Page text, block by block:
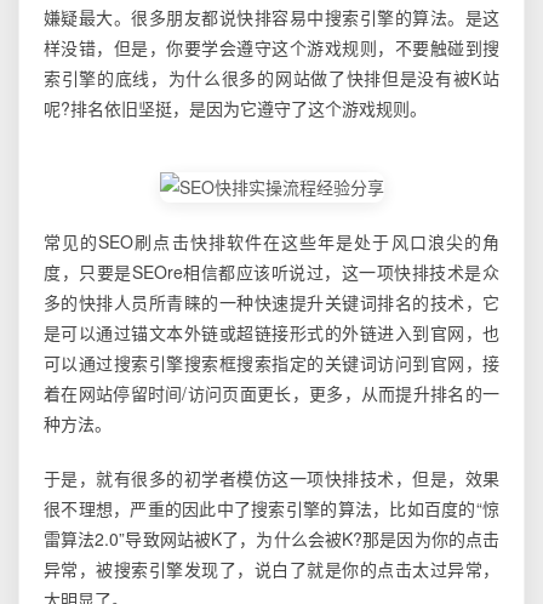
嫌疑最大。很多朋友都说快排容易中搜索引擎的算法。是这
样没错，但是，你要学会遵守这个游戏规则，不要触碰到搜
索引擎的底线，为什么很多的网站做了快排但是没有被K站
呢?排名依旧坚挺，是因为它遵守了这个游戏规则。
常见的SEO刷点击快排软件在这些年是处于风口浪尖的角
度，只要是SEOre相信都应该听说过，这一项快排技术是众
多的快排人员所青睐的一种快速提升关键词排名的技术，它
是可以通过锚文本外链或超链接形式的外链进入到官网，也
可以通过搜索引擎搜索框搜索指定的关键词访问到官网，接
着在网站停留时间/访问页面更长，更多，从而提升排名的一
种方法。
于是，就有很多的初学者模仿这一项快排技术，但是，效果
很不理想，严重的因此中了搜索引擎的算法，比如百度的“惊
雷算法2.0”导致网站被K了，为什么会被K?那是因为你的点击
异常，被搜索引擎发现了，说白了就是你的点击太过异常，
太明显了。